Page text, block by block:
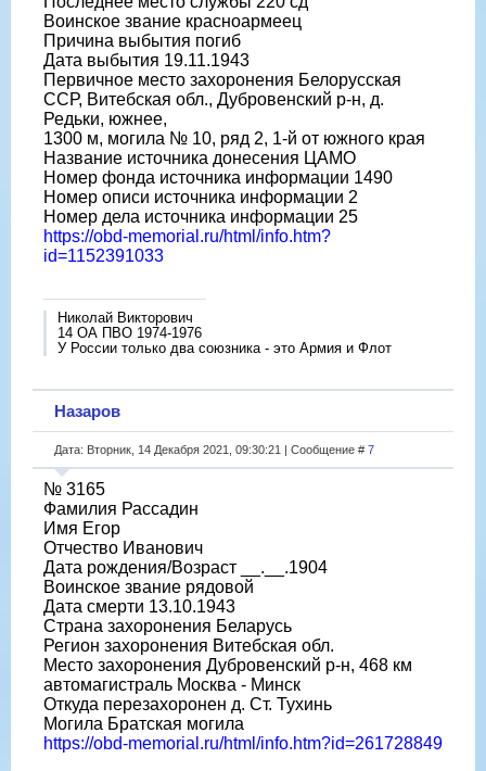
Воинское звание красноармеец
Причина выбытия погиб
Дата выбытия 19.11.1943
Первичное место захоронения Белорусская
ССР, Витебская обл., Дубровенский р-н, д.
Редьки, южнее,
1300 м, могила № 10, ряд 2, 1-й от южного края
Название источника донесения ЦАМО
Номер фонда источника информации 1490
Номер описи источника информации 2
Номер дела источника информации 25
https://obd-memorial.ru/html/info.htm?
id=1152391033
Николай Викторович
14 ОА ПВО 1974-1976
У России только два союзника - это Армия и Флот
Назаров
Дата: Вторник, 14 Декабря 2021, 09:30:21 | Сообщение # 7
№ 3165
Фамилия Рассадин
Имя Егор
Отчество Иванович
Дата рождения/Возраст __.__.1904
Воинское звание рядовой
Дата смерти 13.10.1943
Страна захоронения Беларусь
Регион захоронения Витебская обл.
Место захоронения Дубровенский р-н, 468 км
автомагистраль Москва - Минск
Откуда перезахоронен д. Ст. Тухинь
Могила Братская могила
https://obd-memorial.ru/html/info.htm?id=261728849